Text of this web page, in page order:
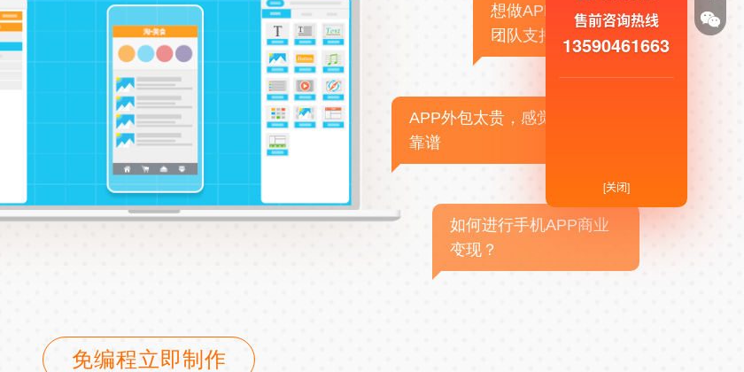
想做APP，但没有技术
团队支持
APP外包太贵，感觉不
靠谱
如何进行手机APP商业
变现？
免编程立即制作
售前咨询热线
13590461663
[关闭]